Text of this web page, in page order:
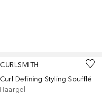
CURLSMITH
Curl Defining Styling Soufflé
Haargel